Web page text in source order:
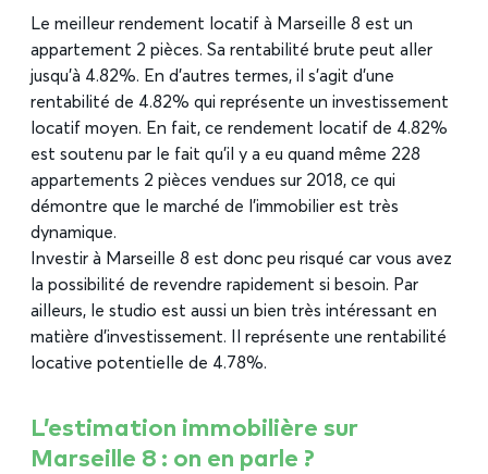
Le meilleur rendement locatif à Marseille 8 est un
appartement 2 pièces. Sa rentabilité brute peut aller
jusqu’à 4.82%. En d’autres termes, il s’agit d’une
rentabilité de 4.82% qui représente un investissement
locatif moyen. En fait, ce rendement locatif de 4.82%
est soutenu par le fait qu’il y a eu quand même 228
appartements 2 pièces vendues sur 2018, ce qui
démontre que le marché de l’immobilier est très
dynamique.
Investir à Marseille 8 est donc peu risqué car vous avez
la possibilité de revendre rapidement si besoin. Par
ailleurs, le studio est aussi un bien très intéressant en
matière d’investissement. Il représente une rentabilité
locative potentielle de 4.78%.
L’estimation immobilière sur
Marseille 8 : on en parle ?